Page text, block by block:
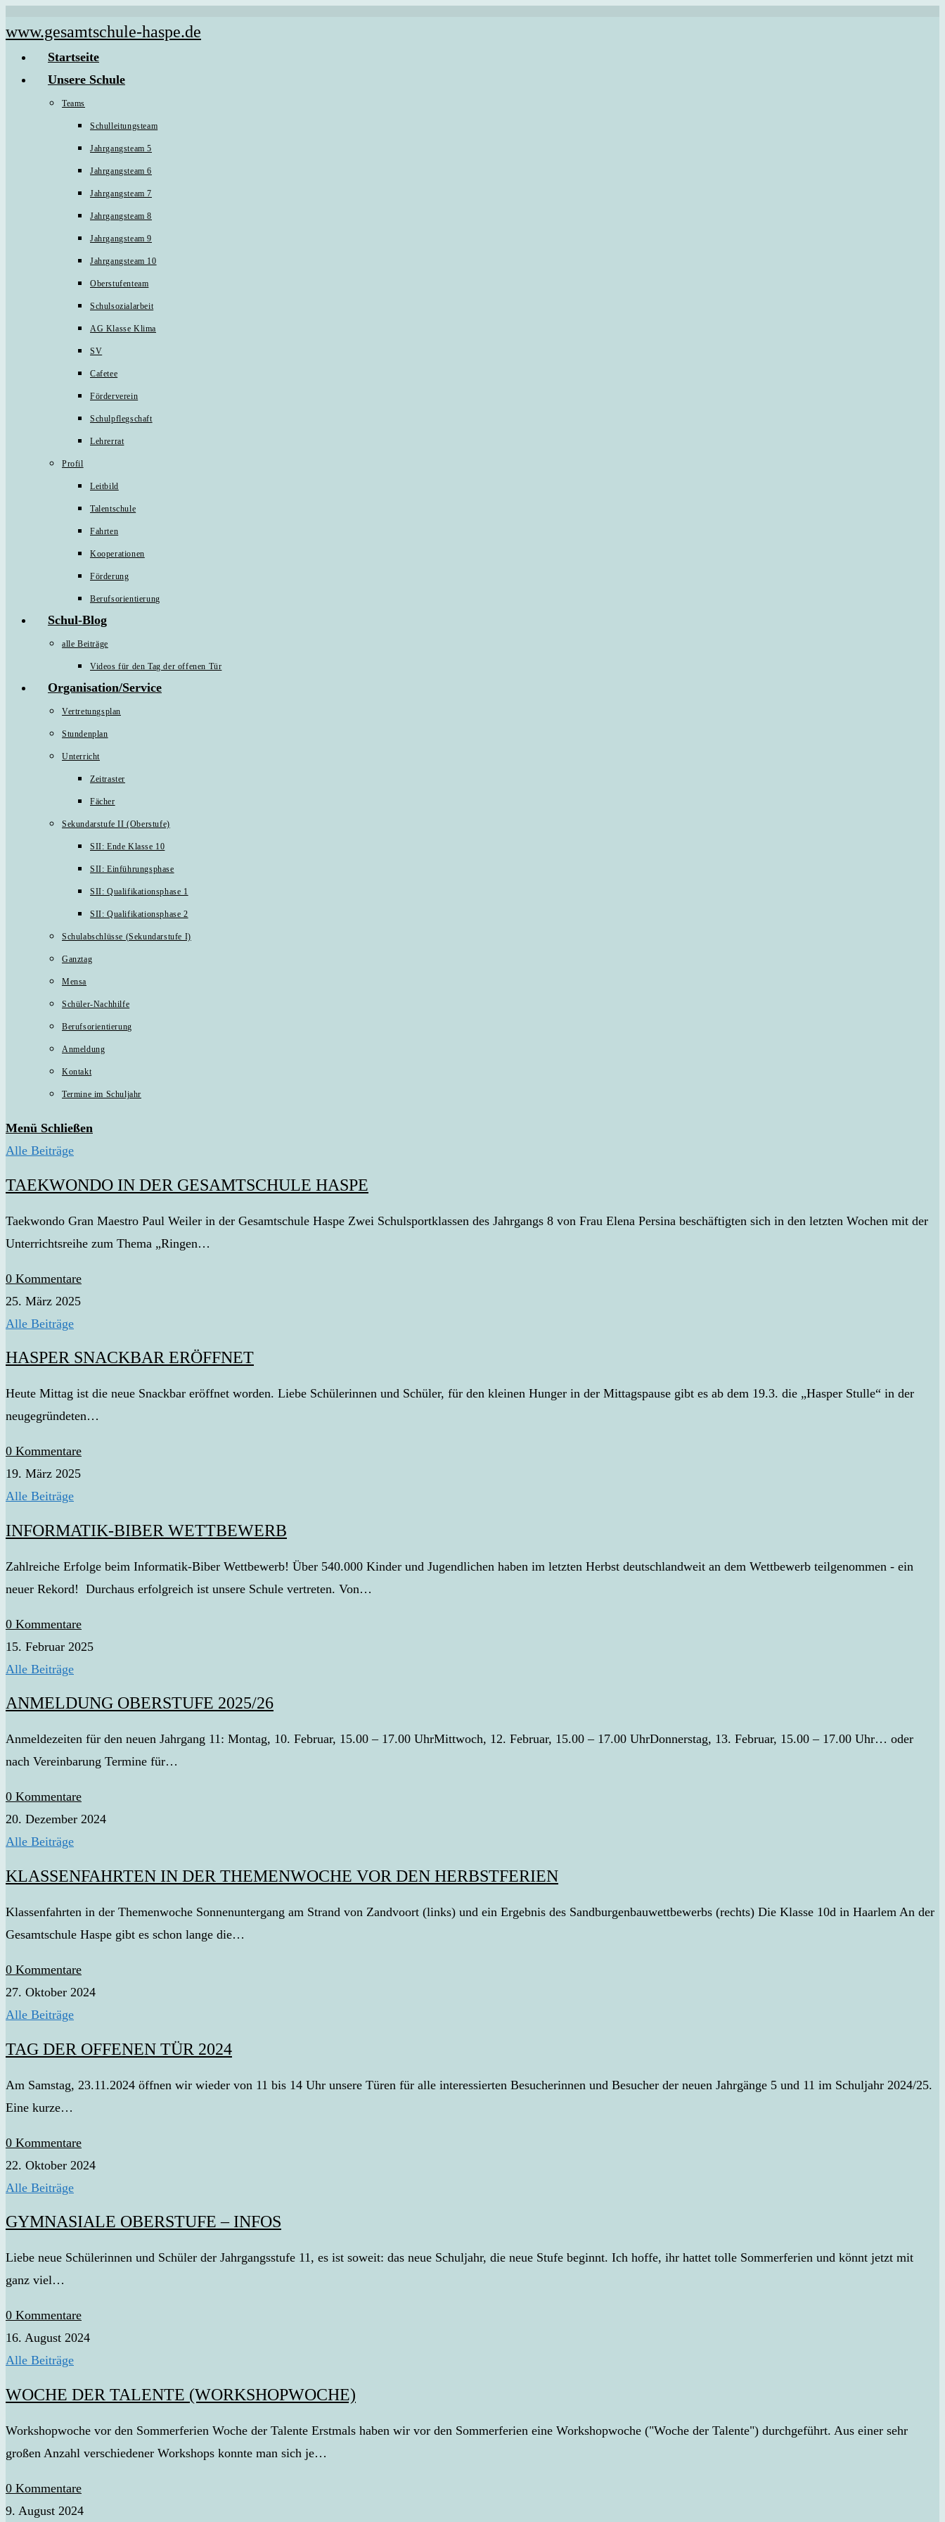
Inhalt
springen
www.gesamtschule-haspe.de
Startseite
Unsere Schule
Teams
Schulleitungsteam
Jahrgangsteam 5
Jahrgangsteam 6
Jahrgangsteam 7
Jahrgangsteam 8
Jahrgangsteam 9
Jahrgangsteam 10
Oberstufenteam
Schulsozialarbeit
AG Klasse Klima
SV
Cafetee
Förderverein
Schulpflegschaft
Lehrerrat
Profil
Leitbild
Talentschule
Fahrten
Kooperationen
Förderung
Berufsorientierung
Schul-Blog
alle Beiträge
Videos für den Tag der offenen Tür
Organisation/Service
Vertretungsplan
Stundenplan
Unterricht
Zeitraster
Fächer
Sekundarstufe II (Oberstufe)
SII: Ende Klasse 10
SII: Einführungsphase
SII: Qualifikationsphase 1
SII: Qualifikationsphase 2
Schulabschlüsse (Sekundarstufe I)
Ganztag
Mensa
Schüler-Nachhilfe
Berufsorientierung
Anmeldung
Kontakt
Termine im Schuljahr
Menü Schließen
Alle Beiträge
TAEKWONDO IN DER GESAMTSCHULE HASPE
Taekwondo Gran Maestro Paul Weiler in der Gesamtschule Haspe Zwei Schulsportklassen des Jahrgangs 8 von Frau Elena Persina beschäftigten sich in den letzten Wochen mit der
Unterrichtsreihe zum Thema „Ringen…
0 Kommentare
25. März 2025
Alle Beiträge
HASPER SNACKBAR ERÖFFNET
Heute Mittag ist die neue Snackbar eröffnet worden. Liebe Schülerinnen und Schüler, für den kleinen Hunger in der Mittagspause gibt es ab dem 19.3. die „Hasper Stulle“ in der
neugegründeten…
0 Kommentare
19. März 2025
Alle Beiträge
INFORMATIK-BIBER WETTBEWERB
Zahlreiche Erfolge beim Informatik-Biber Wettbewerb! Über 540.000 Kinder und Jugendlichen haben im letzten Herbst deutschlandweit an dem Wettbewerb teilgenommen - ein
neuer Rekord! Durchaus erfolgreich ist unsere Schule vertreten. Von…
0 Kommentare
15. Februar 2025
Alle Beiträge
ANMELDUNG OBERSTUFE 2025/26
Anmeldezeiten für den neuen Jahrgang 11: Montag, 10. Februar, 15.00 – 17.00 UhrMittwoch, 12. Februar, 15.00 – 17.00 UhrDonnerstag, 13. Februar, 15.00 – 17.00 Uhr… oder
nach Vereinbarung Termine für…
0 Kommentare
20. Dezember 2024
Alle Beiträge
KLASSENFAHRTEN IN DER THEMENWOCHE VOR DEN HERBSTFERIEN
Klassenfahrten in der Themenwoche Sonnenuntergang am Strand von Zandvoort (links) und ein Ergebnis des Sandburgenbauwettbewerbs (rechts) Die Klasse 10d in Haarlem An der
Gesamtschule Haspe gibt es schon lange die…
0 Kommentare
27. Oktober 2024
Alle Beiträge
TAG DER OFFENEN TÜR 2024
Am Samstag, 23.11.2024 öffnen wir wieder von 11 bis 14 Uhr unsere Türen für alle interessierten Besucherinnen und Besucher der neuen Jahrgänge 5 und 11 im Schuljahr 2024/25.
Eine kurze…
0 Kommentare
22. Oktober 2024
Alle Beiträge
GYMNASIALE OBERSTUFE – INFOS
Liebe neue Schülerinnen und Schüler der Jahrgangsstufe 11, es ist soweit: das neue Schuljahr, die neue Stufe beginnt. Ich hoffe, ihr hattet tolle Sommerferien und könnt jetzt mit
ganz viel…
0 Kommentare
16. August 2024
Alle Beiträge
WOCHE DER TALENTE (WORKSHOPWOCHE)
Workshopwoche vor den Sommerferien Woche der Talente Erstmals haben wir vor den Sommerferien eine Workshopwoche ("Woche der Talente") durchgeführt. Aus einer sehr
großen Anzahl verschiedener Workshops konnte man sich je…
0 Kommentare
9. August 2024